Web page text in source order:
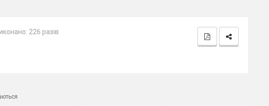
226 разів